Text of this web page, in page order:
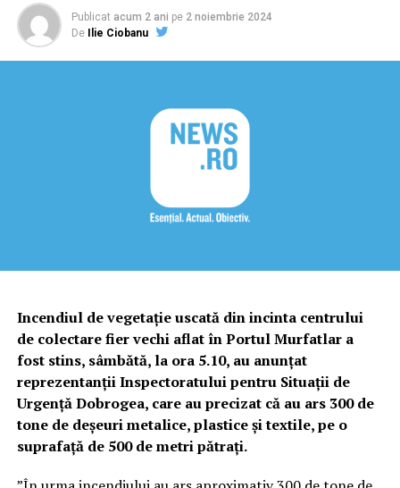
Publicat acum 2 ani pe 2 noiembrie 2024
De
Ilie Ciobanu
Incendiul de vegetaţie uscată din incinta centrului
de colectare fier vechi aflat în Portul Murfatlar a
fost stins, sâmbătă, la ora 5.10, au anunţat
reprezentanţii Inspectoratului pentru Situaţii de
Urgenţă Dobrogea, care au precizat că au ars 300 de
tone de deşeuri metalice, plastice şi textile, pe o
suprafaţă de 500 de metri pătraţi.